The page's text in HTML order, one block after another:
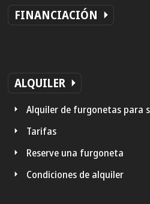
FINANCIACIÓN
ALQUILER
Alquiler de furgonetas para
Tarifas
Reserve una furgoneta
Condiciones de alquiler